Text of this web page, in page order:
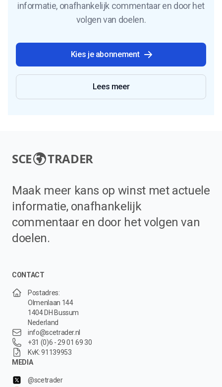
informatie, onafhankelijk commentaar en door het
volgen van doelen.
Kies je abonnement
Lees meer
SCE TRADER
Maak meer kans op winst met actuele
informatie, onafhankelijk
commentaar en door het volgen van
doelen.
CONTACT
Postadres:
Olmenlaan 144
1404 DH Bussum
Nederland
info@scetrader.nl
+31 (0)6 - 29 01 69 30
KvK: 91139953
MEDIA
@scetrader